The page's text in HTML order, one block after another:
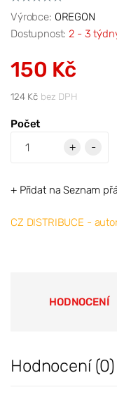
Výrobce: OREGON
Dostupnost:2 - 3
150 Kč
124 Kč bez DPH
Počet
+
-
+ Přidat na Seznam
CZ DISTRIBUCE -
HODNOCENÍ
Hodnocení (0)